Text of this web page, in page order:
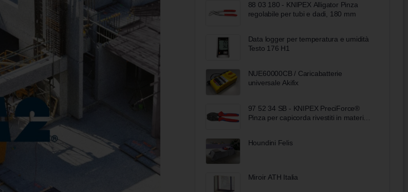
88 03 180 - KNIPEX Alligator Pinza
regolabile per tubi e dadi, 180 mm
Data logger per temperatura e umidità
Testo 176 H1
NUE60000CB / Caricabatterie
universale Akifix
97 52 34 SB - KNIPEX PreciForce®
Pinza per capicorda rivestiti in materiale
Houndini Felis
Miroir ATH Italia